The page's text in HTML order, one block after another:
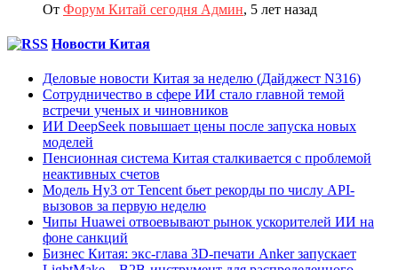
От Форум Китай сегодня Админ, 5 лет назад
Новости Китая
Деловые новости Китая за неделю (Дайджест N316)
Сотрудничество в сфере ИИ стало главной темой
встречи ученых и чиновников
ИИ DeepSeek повышает цены после запуска новых
моделей
Пенсионная система Китая сталкивается с проблемой
неактивных счетов
Модель Hy3 от Tencent бьет рекорды по числу API-
вызовов за первую неделю
Чипы Huawei отвоевывают рынок ускорителей ИИ на
фоне санкций
Бизнес Китая: экс-глава 3D-печати Anker запускает